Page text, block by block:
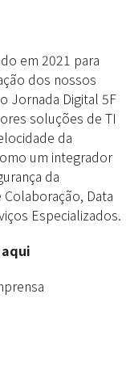
em 2021 para
dos nossos
Jornada Digital 5F
soluções de TI
da
um integrador
da
Data
Especializados.